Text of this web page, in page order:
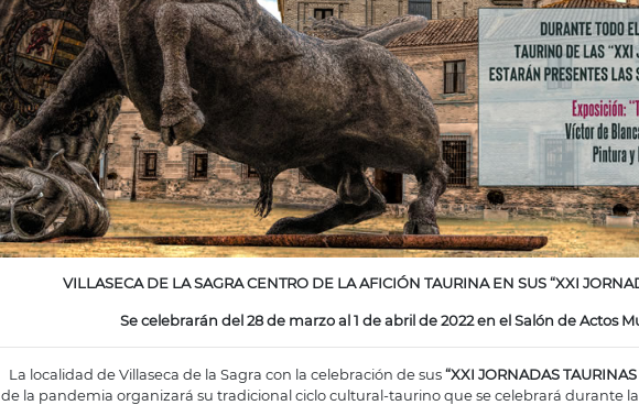
VILLASECA DE LA SAGRA CENTRO DE LA AFICIÓN TAURINA EN SUS “XXI
Se celebrarán del 28 de marzo al 1 de abril de 2022 en el Salón de Actos
La localidad de Villaseca de la Sagra con la celebración de sus“XXI JORNADAS
de la pandemia organizará su tradicional ciclo cultural-taurino que se celebrará durante